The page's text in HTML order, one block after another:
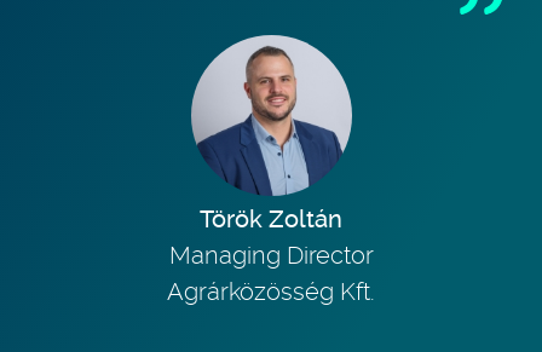
Török Zoltán
Managing Director
Agrárközösség Kft.